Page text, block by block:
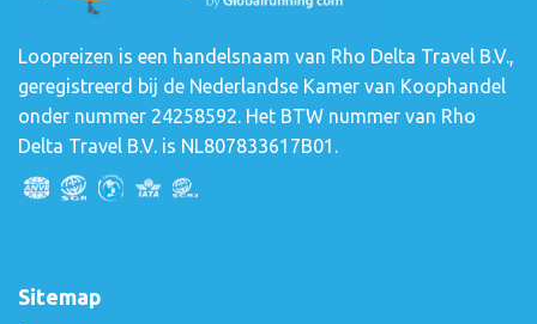
Loopreizen is een handelsnaam van Rho Delta Travel B.V.,
geregistreerd bij de Nederlandse Kamer van Koophandel
onder nummer 24258592. Het BTW nummer van Rho
Delta Travel B.V. is NL807833617B01.
Sitemap